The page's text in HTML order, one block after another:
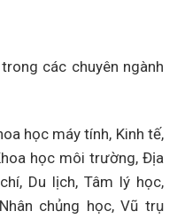
các chuyên ngành
học máy tính, Kinh tế,
học môi trường, Địa
Du lịch, Tâm lý học,
chủng học, Vũ trụ